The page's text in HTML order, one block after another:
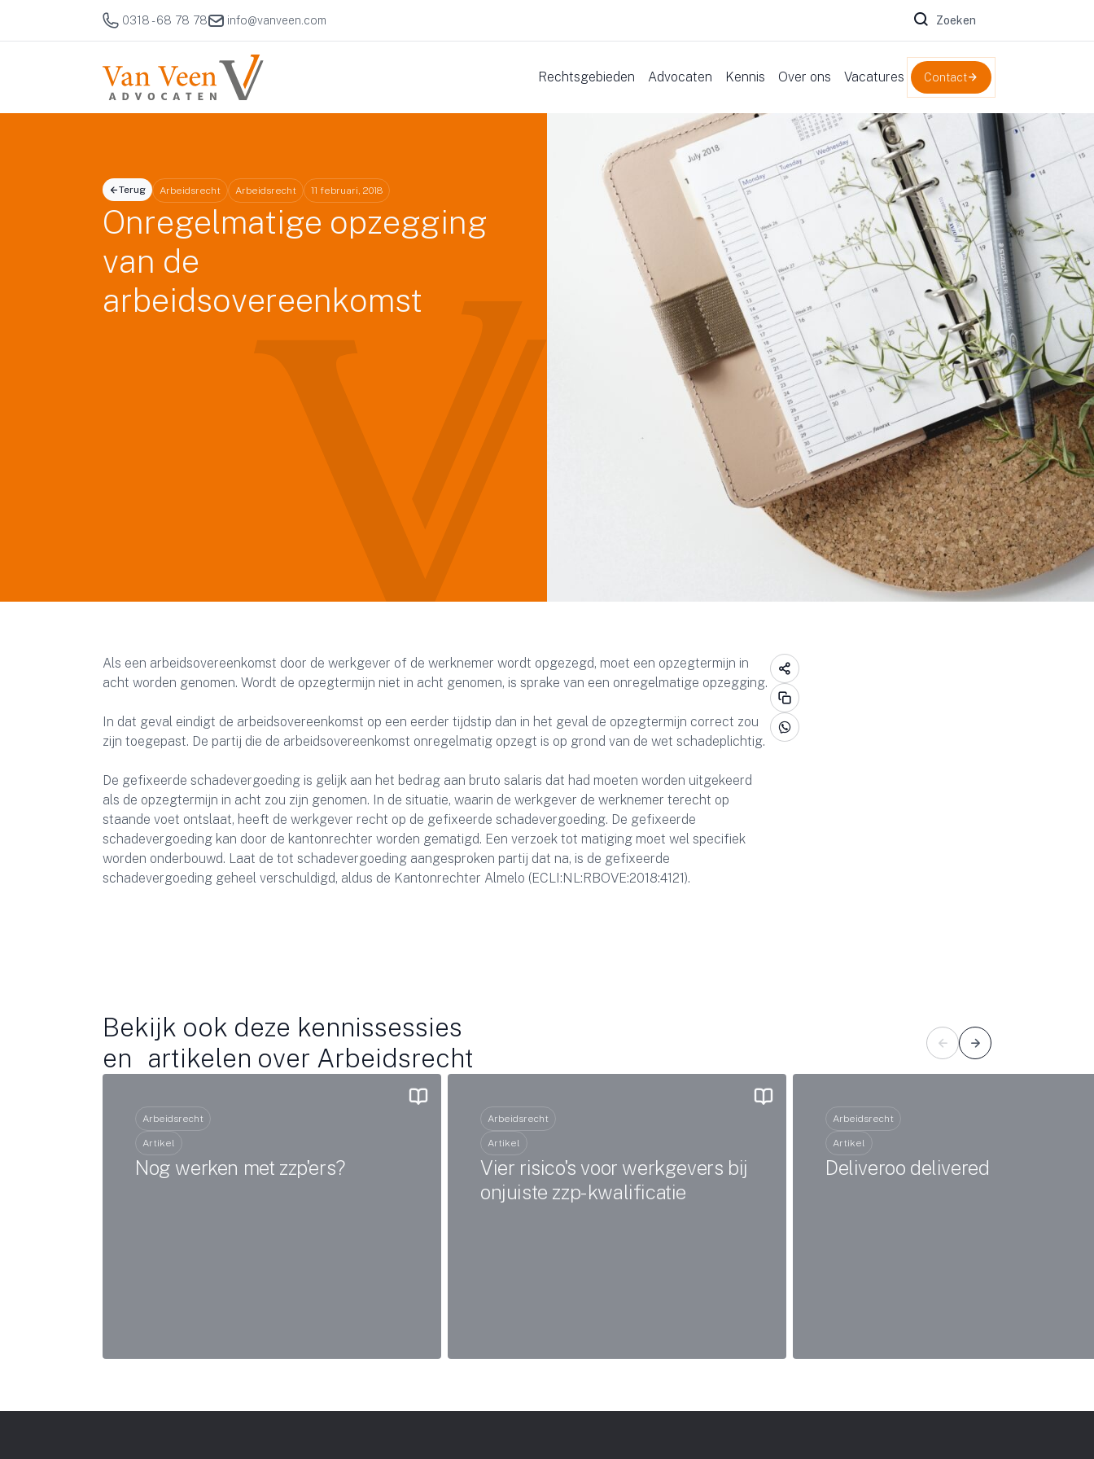
0318 - 68 78 78 info@vanveen.com Zoeken naar:
Rechtsgebieden Advocaten Kennis Over ons Vacatures Contact
Terug Arbeidsrecht Arbeidsrecht 11 februari, 2018
Onregelmatige opzegging
van de
arbeidsovereenkomst
Als een arbeidsovereenkomst door de werkgever of de werknemer wordt opgezegd, moet een opzegtermijn in
acht worden genomen. Wordt de opzegtermijn niet in acht genomen, is sprake van een onregelmatige opzegging.
In dat geval eindigt de arbeidsovereenkomst op een eerder tijdstip dan in het geval de opzegtermijn correct zou
zijn toegepast. De partij die de arbeidsovereenkomst onregelmatig opzegt is op grond van de wet schadeplichtig.
De gefixeerde schadevergoeding is gelijk aan het bedrag aan bruto salaris dat had moeten worden uitgekeerd
als de opzegtermijn in acht zou zijn genomen. In de situatie, waarin de werkgever de werknemer terecht op
staande voet ontslaat, heeft de werkgever recht op de gefixeerde schadevergoeding. De gefixeerde
schadevergoeding kan door de kantonrechter worden gematigd. Een verzoek tot matiging moet wel specifiek
worden onderbouwd. Laat de tot schadevergoeding aangesproken partij dat na, is de gefixeerde
schadevergoeding geheel verschuldigd, aldus de Kantonrechter Almelo (ECLI:NL:RBOVE:2018:4121).
Bekijk ook deze kennissessies
en artikelen over Arbeidsrecht
Arbeidsrecht
Artikel
Nog werken met zzp'ers?
Arbeidsrecht
Artikel
Vier risico's voor werkgevers bij
onjuiste zzp-kwalificatie
Arbeidsrecht
Artikel
Deliveroo delivered